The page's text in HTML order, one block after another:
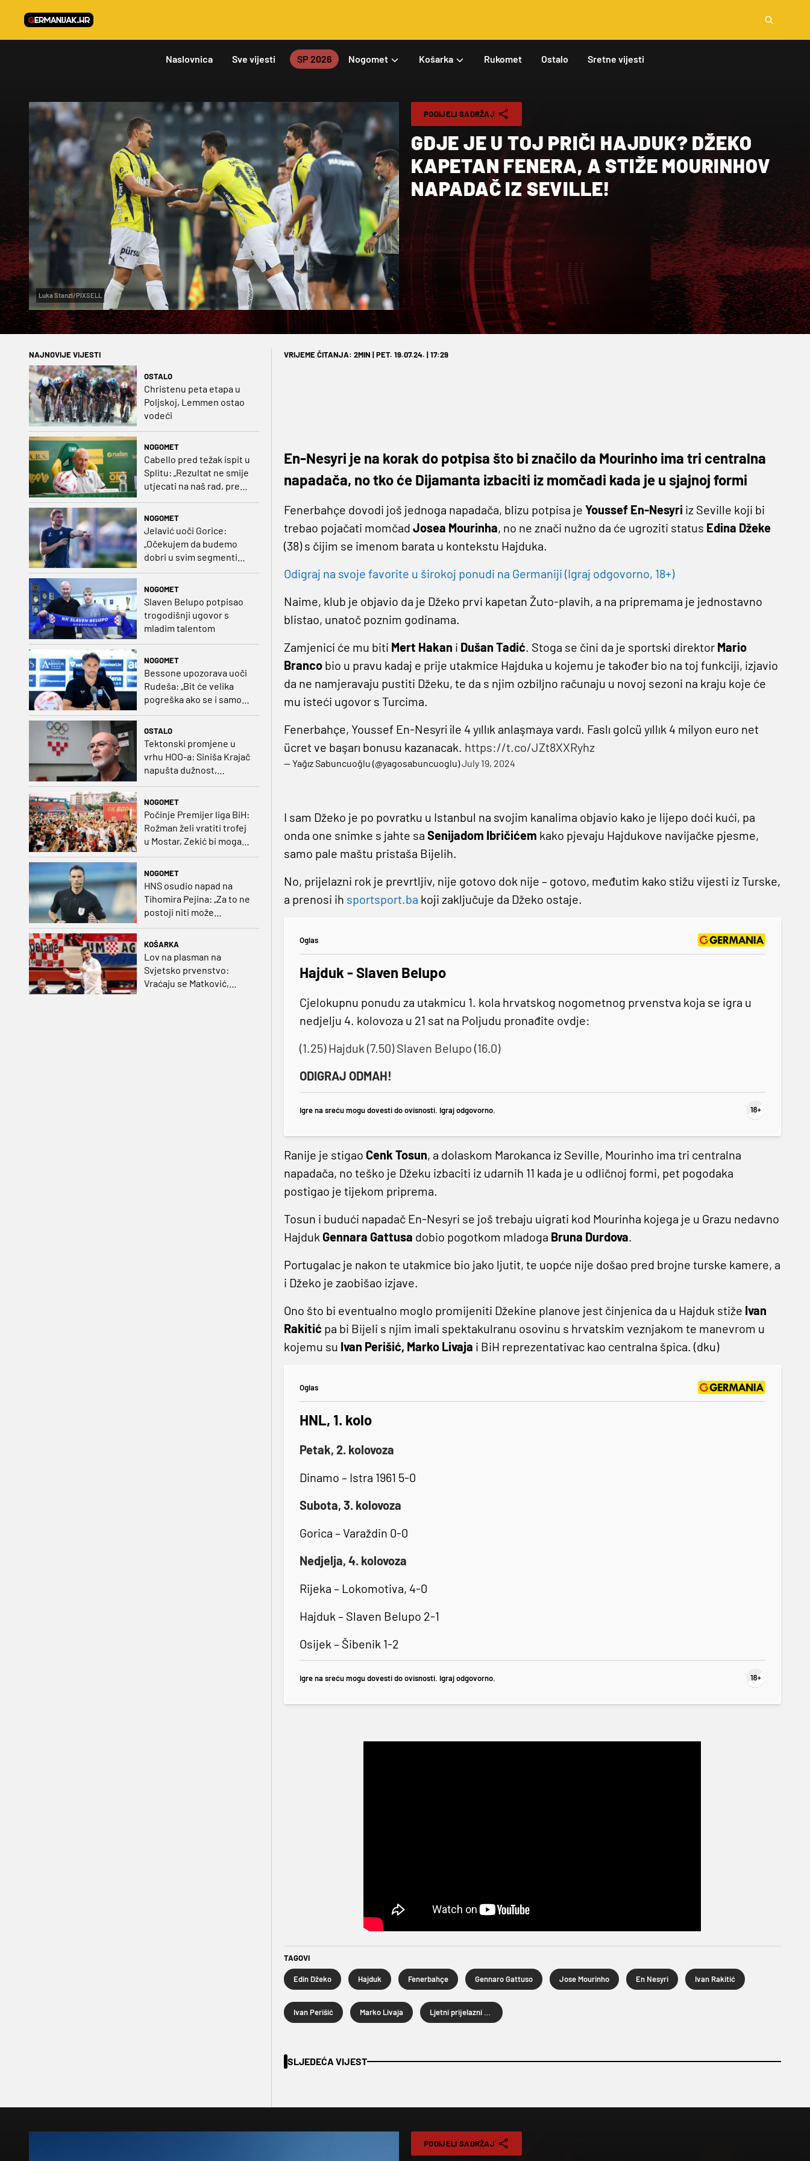
Naslovnica Sve vijesti SP 2026 Nogomet Košarka Rukomet Ostalo Sretne vijesti
Luka Stanzl/PIXSELL
PODIJELI SADRŽAJ
GDJE JE U TOJ PRIČI HAJDUK? DŽEKO
KAPETAN FENERA, A STIŽE MOURINHOV
NAPADAČ IZ SEVILLE!
NAJNOVIJE VIJESTI
OSTALO
Christenu peta etapa u
Poljskoj, Lemmen ostao
vodeći
NOGOMET
Cabello pred težak ispit u
Splitu: „Rezultat ne smije
utjecati na naš rad, pred
NOGOMET
Jelavić uoči Gorice:
„Očekujem da budemo
dobri u svim segmentima
igre i pobjedu“
NOGOMET
Slaven Belupo potpisao
trogodišnji ugovor s
mladim talentom
NOGOMET
Bessone upozorava uoči
Rudeša: „Bit će velika
pogreška ako se i samo
OSTALO
Tektonski promjene u
vrhu HOO-a: Siniša Krajač
napušta dužnost,
NOGOMET
Počinje Premijer liga BiH:
Rožman želi vratiti trofej
u Mostar, Zekić bi mogao
biti iznenađenje
NOGOMET
HNS osudio napad na
Tihomira Pejina: „Za to ne
postoji niti može
KOŠARKA
Lov na plasman na
Svjetsko prvenstvo:
Vraćaju se Matković,
VRIJEME ČITANJA: 2MIN | PET. 19.07.24. | 17:29
En-Nesyri je na korak do potpisa što bi značilo da Mourinho ima tri centralna
napadača, no tko će Dijamanta izbaciti iz momčadi kada je u sjajnoj formi
Fenerbahçe dovodi još jednoga napadača, blizu potpisa je Youssef En-Nesyri iz Seville koji bi
trebao pojačati momčad Josea Mourinha, no ne znači nužno da će ugroziti status Edina Džeke
(38) s čijim se imenom barata u kontekstu Hajduka.
Odigraj na svoje favorite u širokoj ponudi na Germaniji (Igraj odgovorno, 18+)
Naime, klub je objavio da je Džeko prvi kapetan Žuto-plavih, a na pripremama je jednostavno
blistao, unatoč poznim godinama.
Zamjenici će mu biti Mert Hakan i Dušan Tadić. Stoga se čini da je sportski direktor Mario
Brancobio u pravu kadaj e prije utakmice Hajduka u kojemu je također bio na toj funkciji, izjavio
da ne namjeravaju pustiti Džeku, te da s njim ozbiljno računaju u novoj sezoni na kraju koje će
mu isteći ugovor s Turcima.
Fenerbahçe, Youssef En-Nesyri ile 4 yıllık anlaşmaya vardı. Faslı golcü yıllık 4 milyon euro net
ücret ve başarı bonusu kazanacak. https://t.co/JZt8XXRyhz
— Yağız Sabuncuoğlu (@yagosabuncuoglu)July 19, 2024
I sam Džeko je po povratku u Istanbul na svojim kanalima objavio kako je lijepo doći kući, pa
onda one snimke s jahte sa Senijadom Ibričićem kako pjevaju Hajdukove navijačke pjesme,
samo pale maštu pristaša Bijelih.
No, prijelazni rok je prevrtljiv, nije gotovo dok nije – gotovo, međutim kako stižu vijesti iz Turske,
a prenosi ih sportsport.ba koji zaključuje da Džeko ostaje.
Oglas
Hajduk - Slaven Belupo
Cjelokupnu ponudu za utakmicu 1. kola hrvatskog nogometnog prvenstva koja se igra u
nedjelju 4. kolovoza u 21 sat na Poljudu pronađite ovdje:
(1.25) Hajduk (7.50) Slaven Belupo (16.0)
ODIGRAJ ODMAH!
Igre na sreću mogu dovesti do ovisnosti. Igraj odgovorno.
Ranije je stigao Cenk Tosun, a dolaskom Marokanca iz Seville, Mourinho ima tri centralna
napadača, no teško je Džeku izbaciti iz udarnih 11 kada je u odličnoj formi, pet pogodaka
postigao je tijekom priprema.
Tosun i budući napadač En-Nesyri se još trebaju uigrati kod Mourinha kojega je u Grazu nedavno
Hajduk Gennara Gattusa dobio pogotkom mladoga Bruna Durdova.
Portugalac je nakon te utakmice bio jako ljutit, te uopće nije došao pred brojne turske kamere, a
i Džeko je zaobišao izjave.
Ono što bi eventualno moglo promijeniti Džekine planove jest činjenica da u Hajduk stiže Ivan
Rakitić pa bi Bijeli s njim imali spektakulranu osovinu s hrvatskim veznjakom te manevrom u
kojemu su Ivan Perišić, Marko Livaja i BiH reprezentativac kao centralna špica. (dku)
Oglas
HNL, 1. kolo
Petak, 2. kolovoza
Dinamo – Istra 1961 5-0
Subota, 3. kolovoza
Gorica – Varaždin 0-0
Nedjelja, 4. kolovoza
Rijeka – Lokomotiva, 4-0
Hajduk – Slaven Belupo 2-1
Osijek – Šibenik 1-2
Igre na sreću mogu dovesti do ovisnosti. Igraj odgovorno.
TAGOVI
Edin Džeko Hajduk Fenerbahçe Gennaro Gattuso Jose Mourinho En Nesyri Ivan Rakitić
Ivan Perišić Marko Livaja Ljetni prijelazni rok 2024.
SLJEDEĆA VIJEST
PODIJELI SADRŽAJ